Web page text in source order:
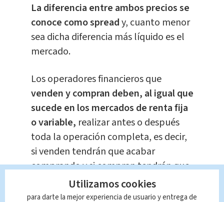
La diferencia entre ambos precios se
conoce como spready, cuanto menor
sea dicha diferencia más líquido es el
mercado.
Los operadores financieros que
venden y compran deben, al igual que
sucede en los mercados de renta fija
o variable, realizar antes o después
toda la operación completa, es decir,
si venden tendrán que acabar
comprando y si compran tendrán que
acabar vendiendo.
Utilizamos cookies
para darte la mejor experiencia de usuario y entrega de